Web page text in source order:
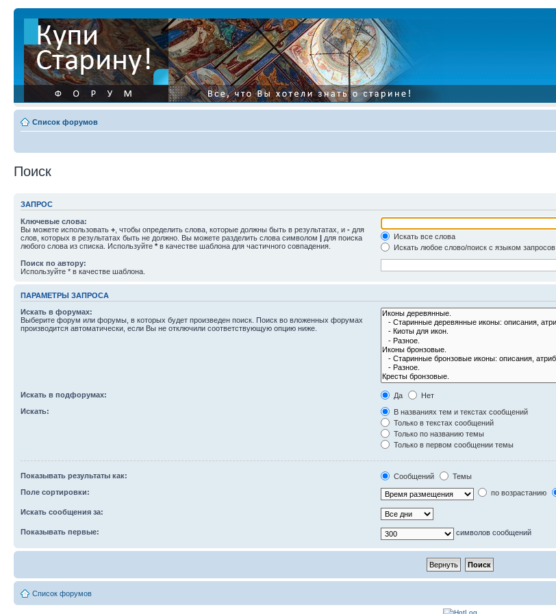
Список форумов
Поиск
ЗАПРОС
Ключевые слова:
Вы можете использовать + , чтобы определить слова, которые должны быть в результатах, и - для
слов, которых в результатах быть не должно. Вы можете разделить слова символом | для поиска
любого слова из списка. Используйте * в качестве шаблона для частичного совпадения.
Искать все слова
Искать любое слово/поиск с языком запросов
Поиск по автору:
Используйте * в качестве шаблона.
ПАРАМЕТРЫ ЗАПРОСА
Искать в форумах:
Выберите форум или форумы, в которых будет произведен поиск. Поиск во вложенных форумах
производится автоматически, если Вы не отключили соответствующую опцию ниже.
Искать в подфорумах: Да
Нет
Искать:
В названиях тем и текстах сообщений
Только в текстах сообщений
Только по названию темы
Только в первом сообщении темы
Показывать результаты как: Сообщений
Темы
Поле сортировки:
по возрастанию
Искать сообщения за:
Показывать первые: символов сообщений
Список форумов